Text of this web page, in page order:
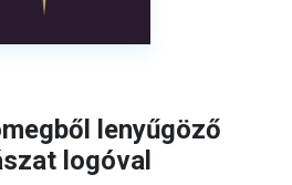
lenyűgöző
logóval